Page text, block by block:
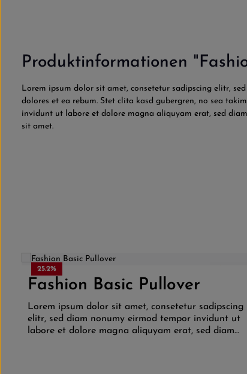
Produktinformationen
Lorem ipsum dolor sit amet, consetetur sadipscing elitr,
dolores et ea rebum. Stet clita kasd gubergren, no sea
invidunt ut labore et dolore magna aliquyam erat, sed
sit amet.
Produktgalerie überspringen
25.2%
Produkt Anzahl: Gib den
Fashion Basic Pullover
Lorem ipsum dolor sit amet, consetetur sadipscing
elitr, sed diam nonumy eirmod tempor invidunt ut
labore et dolore magna aliquyam erat, sed diam